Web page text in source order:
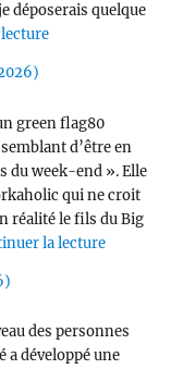
déposerais quelque
de « Wang Chu Ran
green flag80
d’être en
du week-end ». Elle
qui ne croit
réalité le fils du Big
la lecturede « Victory
des personnes
a développé une